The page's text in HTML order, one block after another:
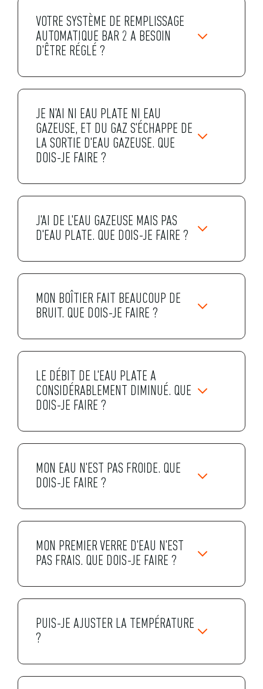
VOTRE SYSTÈME DE REMPLISSAGE
AUTOMATIQUE BAR 2 A BESOIN
D'ÊTRE RÉGLÉ ?
JE N'AI NI EAU PLATE NI EAU
GAZEUSE, ET DU GAZ S'ÉCHAPPE DE
LA SORTIE D'EAU GAZEUSE. QUE
DOIS-JE FAIRE ?
J'AI DE L'EAU GAZEUSE MAIS PAS
D'EAU PLATE. QUE DOIS-JE FAIRE ?
MON BOÎTIER FAIT BEAUCOUP DE
BRUIT. QUE DOIS-JE FAIRE ?
LE DÉBIT DE L'EAU PLATE A
CONSIDÉRABLEMENT DIMINUÉ. QUE
DOIS-JE FAIRE ?
MON EAU N'EST PAS FROIDE. QUE
DOIS-JE FAIRE ?
MON PREMIER VERRE D'EAU N'EST
PAS FRAIS. QUE DOIS-JE FAIRE ?
PUIS-JE AJUSTER LA TEMPÉRATURE
?